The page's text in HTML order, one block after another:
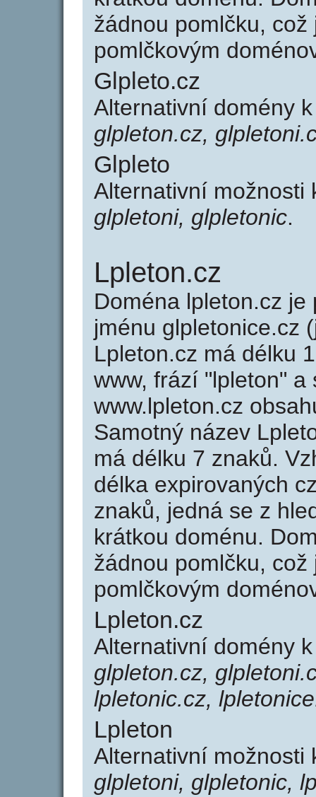
žádnou pomlčku,
pomlčkovým
Glpleto.cz
Alternativní domény
glpleton.cz,
Glpleto
Alternativní
glpletoni, glpletonic.
Lpleton.cz
Doména lpleton.cz
jménu glpletonice.cz
Lpleton.cz má délku
www, frází "lpleton"
www.lpleton.cz
Samotný název
má délku 7 znaků.
délka expirovaných
znaků, jedná se z
krátkou doménu.
žádnou pomlčku,
pomlčkovým
Lpleton.cz
Alternativní domény
glpleton.cz,
lpletonic.cz,
Lpleton
Alternativní
glpletoni, glpletonic,